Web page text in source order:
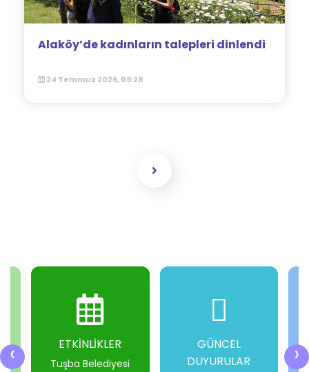
Alaköy’de kadınların talepleri dinlendi
24 Temmuz 2026, 09:28
‹ ›
ETKİNLİKLER
Tuşba Belediyesi
GÜNCEL
DUYURULAR